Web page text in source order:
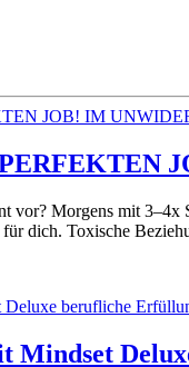
vor? Morgens mit 3–4x
dich. Toxische
Mindset